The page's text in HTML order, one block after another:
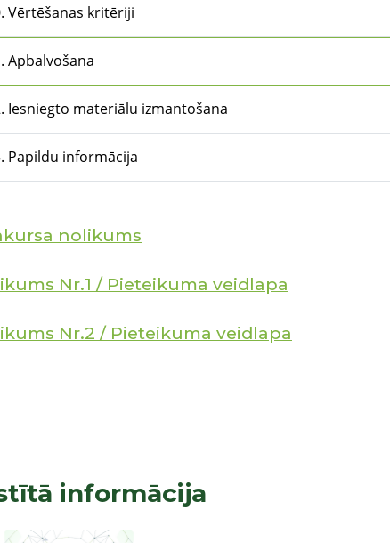
Vērtēšanas kritēriji
Apbalvošana
Iesniegto materiālu izmantošana
Papildu informācija
nolikums
Nr.1 / Pieteikuma veidlapa
Nr.2 / Pieteikuma veidlapa
informācija